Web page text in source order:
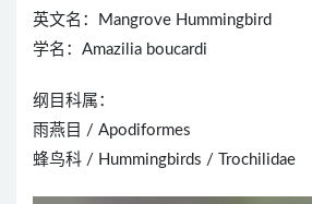
英文名：Mangrove Hummingbird
学名：Amazilia boucardi
纲目科属：
雨燕目 / Apodiformes
蜂鸟科 / Hummingbirds / Trochilidae